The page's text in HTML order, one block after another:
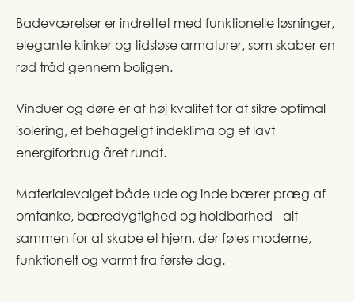
Badeværelser er indrettet med funktionelle løsninger,
elegante klinker og tidsløse armaturer, som skaber en
rød tråd gennem boligen.
Vinduer og døre er af høj kvalitet for at sikre optimal
isolering, et behageligt indeklima og et lavt
energiforbrug året rundt.
Materialevalget både ude og inde bærer præg af
omtanke, bæredygtighed og holdbarhed - alt
sammen for at skabe et hjem, der føles moderne,
funktionelt og varmt fra første dag.